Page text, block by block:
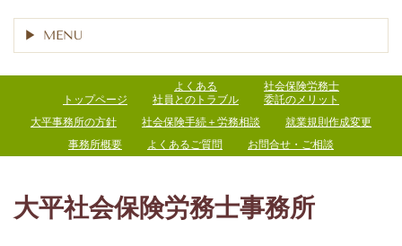
MENU
トップページ
よくある
社員とのトラブル
社会保険労務士
委託のメリット
大平事務所の方針
社会保険手続＋労務相談
就業規則作成変更
事務所概要
よくあるご質問 お問合せ・ご相談
大平社会保険労務士事務所